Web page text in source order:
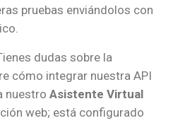
pruebas enviándolos con
dudas sobre la
cómo integrar nuestra API
nuestro Asistente Virtual
web; está configurado